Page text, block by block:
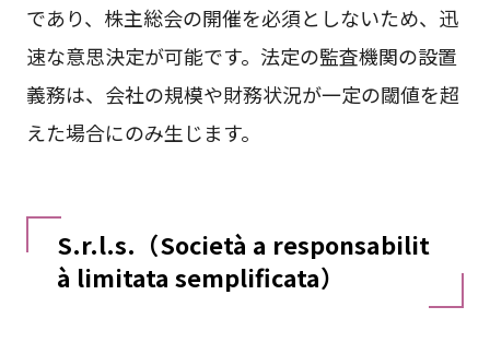
であり、株主総会の開催を必須としないため、迅
速な意思決定が可能です。法定の監査機関の設置
義務は、会社の規模や財務状況が一定の閾値を超
えた場合にのみ生じます。
S.r.l.s.（Società a responsabilit
à limitata semplificata）